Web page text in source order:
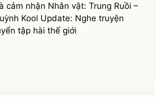
cảm nhận Nhân vật: Trung Ruồi –
Kool Update: Nghe truyện
tập hài thế giới